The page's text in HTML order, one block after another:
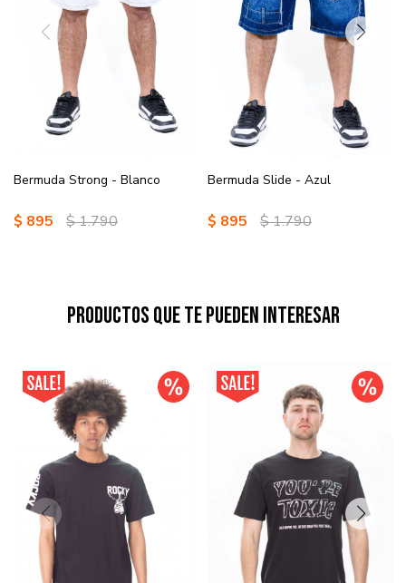
Bermuda Strong - Blanco
$ 895 $1.790
Bermuda Slide - Azul
$ 895 $1.790
Productos que te pueden interesar